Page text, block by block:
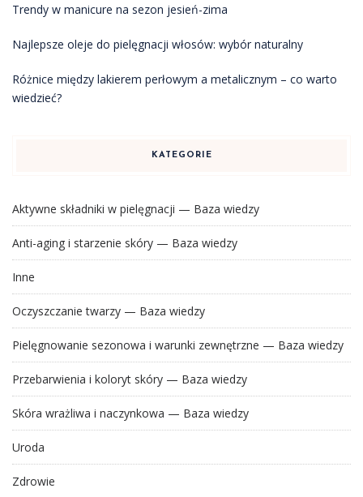
Trendy w manicure na sezon jesień-zima
Najlepsze oleje do pielęgnacji włosów: wybór naturalny
Różnice między lakierem perłowym a metalicznym – co warto
wiedzieć?
KATEGORIE
Aktywne składniki w pielęgnacji — Baza wiedzy
Anti-aging i starzenie skóry — Baza wiedzy
Inne
Oczyszczanie twarzy — Baza wiedzy
Pielęgnowanie sezonowa i warunki zewnętrzne — Baza wiedzy
Przebarwienia i koloryt skóry — Baza wiedzy
Skóra wrażliwa i naczynkowa — Baza wiedzy
Uroda
Zdrowie